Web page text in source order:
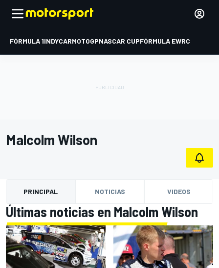
FÓRMULA 1INDYCARMOTOGPNASCAR CUPFÓRMULA EWRC
Malcolm Wilson
PRINCIPAL NOTICIAS VIDEOS
Últimas noticias en Malcolm Wilson